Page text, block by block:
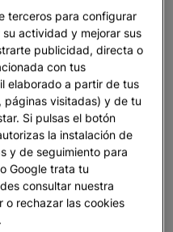
de la Humanidad
y el color de las
de Eivissa se eleva
exclusivo puerto , igual
horizonte. Dalt Vila o
Patrimonio
en 1999junto con
la isla, Puig des Molins
La ciudadela
de estilo
arquitecto militar
terceros para configurar
actividad y mejorar sus
publicidad, directa o
con tus
elaborado a partir de tus
páginas visitadas) y de tu
Si pulsas el botón
la instalación de
y de seguimiento para
Google trata tu
consultar nuestra
rechazar las cookies